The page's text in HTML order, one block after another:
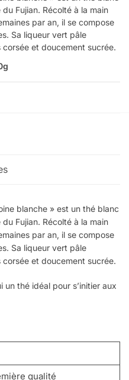
Fujian. Récolté à la main
par an, il se compose
Sa liqueur vert pâle
et doucement sucrée.
blanche » est un thé blanc
Fujian. Récolté à la main
par an, il se compose
Sa liqueur vert pâle
et doucement sucrée.
thé idéal pour s’initier aux
qualité